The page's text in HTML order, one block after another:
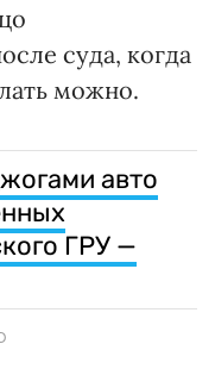
суда, когда
можно.
авто
ГРУ —